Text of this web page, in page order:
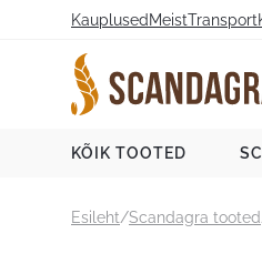
Kauplused MeistTransport
KÕIK TOOTED
Esileht/Scandagra tooted